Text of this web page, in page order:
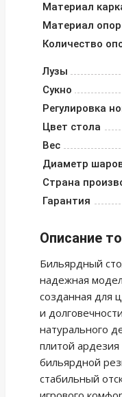
Материал
Материал опор
Количество
Лузы
Сукно
Регулировка
Цвет стола
Вес
Диаметр
Страна
Гарантия
Описание
Бильярдный
надежная
созданная для
и
натурального
плитой
бильярдной
стабильный